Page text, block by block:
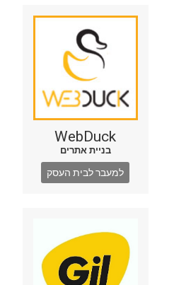
WebDuck
בניית אתרים
למעבר לבית העסק